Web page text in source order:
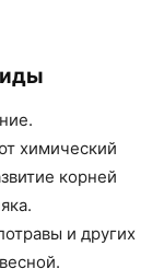
химический
корней
и других